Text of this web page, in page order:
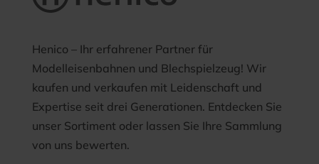
Henico – Ihr erfahrener Partner für
Modelleisenbahnen und Blechspielzeug! Wir
kaufen und verkaufen mit Leidenschaft und
Expertise seit drei Generationen. Entdecken Sie
unser Sortiment oder lassen Sie Ihre Sammlung
von uns bewerten.